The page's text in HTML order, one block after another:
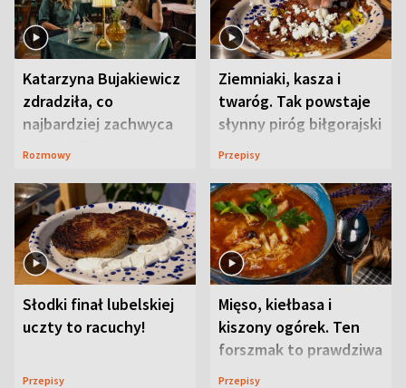
Katarzyna Bujakiewicz
zdradziła, co
najbardziej zachwyca
ją w Lublinie
Rozmowy
Ziemniaki, kasza i
twaróg. Tak powstaje
słynny piróg biłgorajski
Przepisy
Słodki finał lubelskiej
uczty to racuchy!
Przepisy
Mięso, kiełbasa i
kiszony ogórek. Ten
forszmak to prawdziwa
uczta
Przepisy